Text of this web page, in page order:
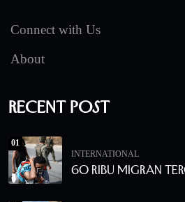
Connect with Us
About
Recent Post
01
INTERNATIONAL
60 Ribu Migran